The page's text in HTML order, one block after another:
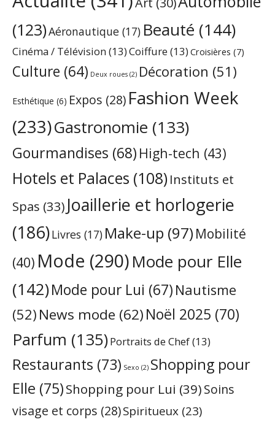
(123)Aéronautique (17) Beauté (144)
Cinéma / Télévision(13)Coiffure(13) Croisières (7)
Culture (64) Deux roues (2) Décoration (51)
Esthétique (6) Expos (28) Fashion Week
(233)Gastronomie (133)
Gourmandises (68) High-tech (43)
Hotels et Palaces (108) Instituts et
Spas (33) Joaillerie et horlogerie
(186)Livres (17) Make-up (97) Mobilité
(40) Mode (290)Mode pour Elle
(142)Mode pour Lui (67) Nautisme
(52) News mode (62)Noël 2025 (70)
Parfum (135)Portraits de Chef(13)
Restaurants (73) Sexo (2) Shopping pour
Elle (75)Shopping pour Lui (39)Soins
visage et corps (28)Spiritueux (23)